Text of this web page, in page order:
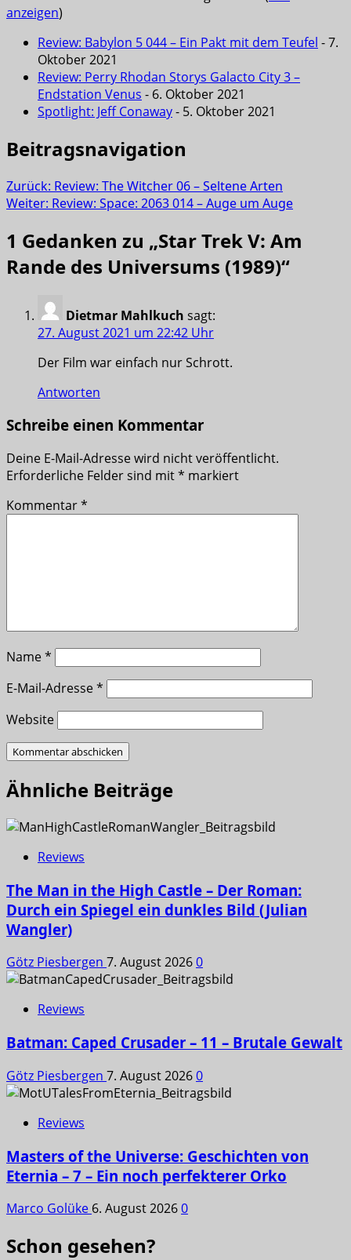
anzeigen)
Review: Babylon 5 044 – Ein Pakt mit dem Teufel - 7.
Oktober 2021
Review: Perry Rhodan Storys Galacto City 3 –
Endstation Venus - 6. Oktober 2021
Spotlight: Jeff Conaway- 5. Oktober 2021
Beitragsnavigation
Zurück: Review: The Witcher 06 – Seltene Arten
Weiter: Review: Space: 2063 014 – Auge um Auge
1 Gedanken zu „Star Trek V: Am
Rande des Universums (1989)“
Dietmar Mahlkuch sagt:
27. August 2021 um 22:42 Uhr
Der Film war einfach nur Schrott.
Antworten
Schreibe einen Kommentar
Deine E-Mail-Adresse wird nicht veröffentlicht.
Erforderliche Felder sind mit* markiert
Kommentar*
Name*
E-Mail-Adresse*
Website
Ähnliche Beiträge
Reviews
The Man in the High Castle – Der Roman:
Durch ein Spiegel ein dunkles Bild (Julian
Wangler)
Götz Piesbergen 7. August 20260
Reviews
Batman: Caped Crusader – 11 – Brutale Gewalt
Götz Piesbergen 7. August 20260
Reviews
Masters of the Universe: Geschichten von
Eternia – 7 – Ein noch perfekterer Orko
Marco Golüke 6. August 20260
Schon gesehen?